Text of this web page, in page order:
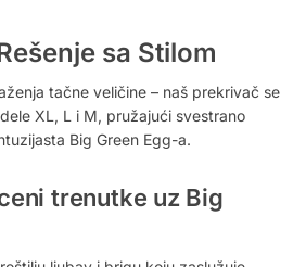
sa Stilom
tačne veličine – naš prekrivač se
XL, L i M, pružajući svestrano
Big Green Egg-a.
trenutke uz Big